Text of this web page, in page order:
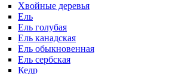
Хвойные деревья
Ель
Ель голубая
Ель канадская
Ель обыкновенная
Ель сербская
Кедр